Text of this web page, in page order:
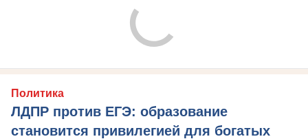
Политика
ЛДПР против ЕГЭ: образование
становится привилегией для богатых